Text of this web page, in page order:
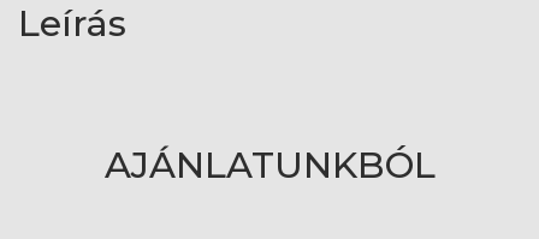
Leírás
AJÁNLATUNKBÓL